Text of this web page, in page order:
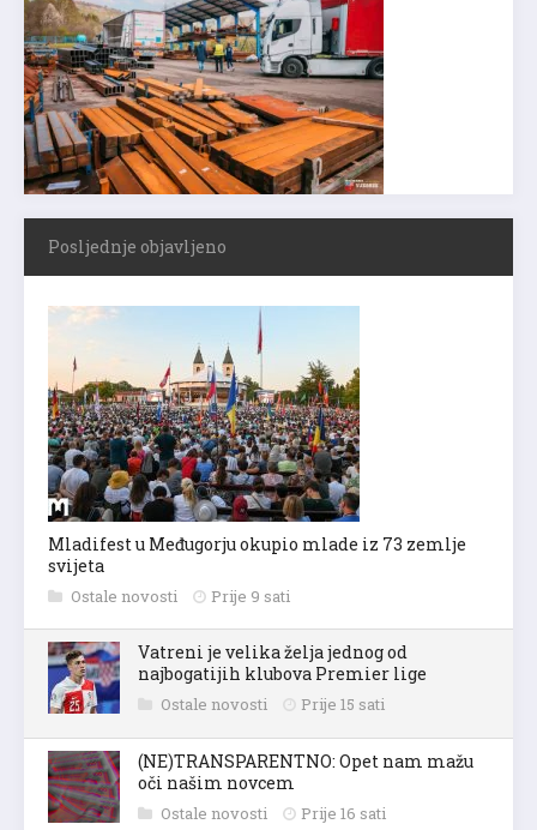
Posljednje objavljeno
Mladifest u Međugorju okupio mlade iz 73 zemlje
svijeta
Ostale novosti Prije 9 sati
Vatreni je velika želja jednog od
najbogatijih klubova Premier lige
Ostale novosti Prije 15 sati
(NE)TRANSPARENTNO: Opet nam mažu
oči našim novcem
Ostale novosti Prije 16 sati